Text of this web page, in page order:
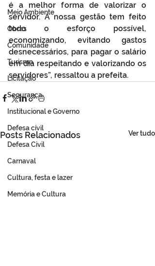
Meio Ambiente
Obras
Comunidade
Turismo
Licitação
Segurança
Institucional e Governo
Defesa cívil
Defesa Civil
Carnaval
Cultura, festa e lazer
Memória e Cultura
é a melhor forma de valorizar o
servidor. A nossa gestão tem feito
todo o esforço possível,
economizando, evitando gastos
desnecessários, para pagar o salário
em dia respeitando e valorizando os
servidores”, ressaltou a prefeita.
Posts Relacionados Ver tudo